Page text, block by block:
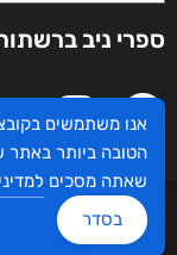
ספרי ניב
עיצוב ובניית האתר: ספרי
אנו משתמשים
הטובה ביותר
שאתה מסכים
בסדר